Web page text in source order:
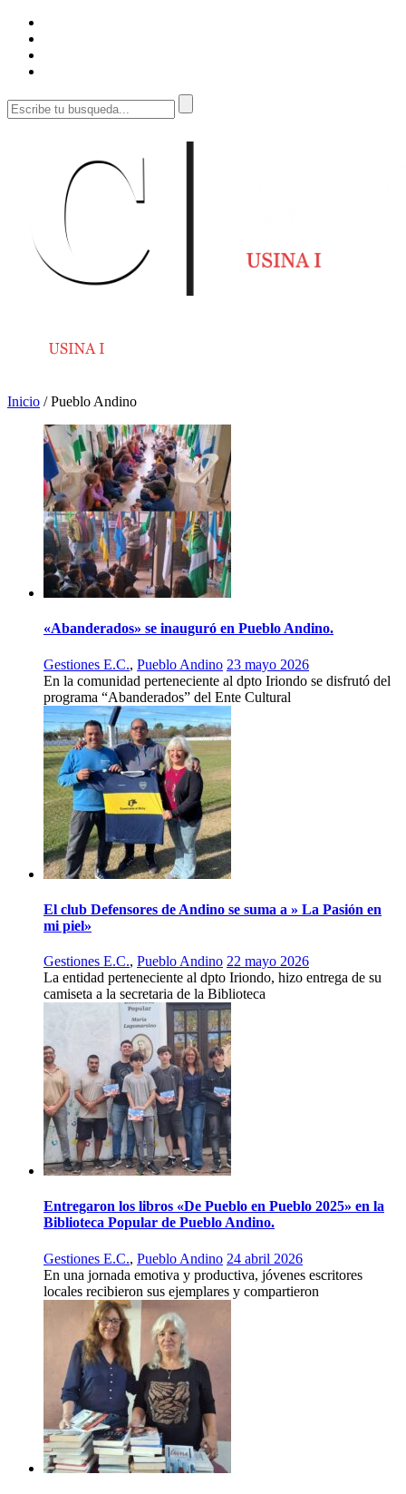
Inicio /Pueblo Andino
«Abanderados» se inauguró en Pueblo Andino.
Gestiones E.C., Pueblo Andino 23 mayo 2026
En la comunidad perteneciente al dpto Iriondo se disfrutó del
programa “Abanderados” del Ente Cultural
El club Defensores de Andino se suma a » La Pasión en
mi piel»
Gestiones E.C., Pueblo Andino 22 mayo 2026
La entidad perteneciente al dpto Iriondo, hizo entrega de su
camiseta a la secretaria de la Biblioteca
Entregaron los libros «De Pueblo en Pueblo 2025» en la
Biblioteca Popular de Pueblo Andino.
Gestiones E.C., Pueblo Andino 24 abril 2026
En una jornada emotiva y productiva, jóvenes escritores
locales recibieron sus ejemplares y compartieron